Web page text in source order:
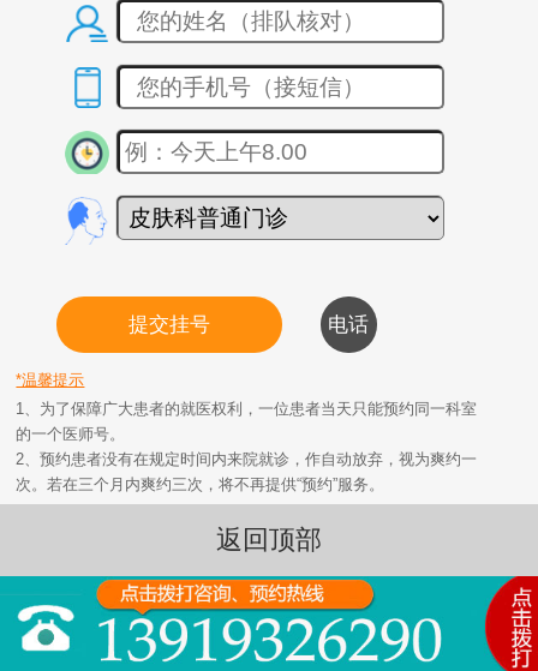
*温馨提示
1、为了保障广大患者的就医权利，一位患者当天只能预约同一科室
的一个医师号。
2、预约患者没有在规定时间内来院就诊，作自动放弃，视为爽约一
次。若在三个月内爽约三次，将不再提供“预约”服务。
返回顶部